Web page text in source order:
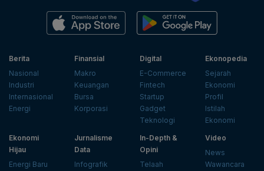
Berita
Nasional
Industri
Internasional
Energi
Finansial
Makro
Keuangan
Bursa
Korporasi
Digital
E-Commerce
Fintech
Startup
Gadget
Teknologi
Ekonopedia
Sejarah
Ekonomi
Profil
Istilah
Ekonomi
Ekonomi
Hijau
Energi Baru
Jurnalisme
Data
Infografik
In-Depth &
Opini
Telaah
Video
News
Wawancara